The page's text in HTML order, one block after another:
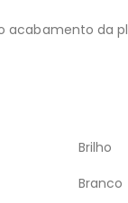
acabamento da
Brilho
Branco